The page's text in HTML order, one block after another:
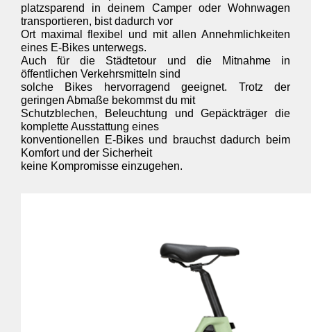
platzsparend in deinem Camper oder Wohnwagen
transportieren, bist dadurch vor
Ort maximal flexibel und mit allen Annehmlichkeiten
eines E-Bikes unterwegs.
Auch für die Städtetour und die Mitnahme in
öffentlichen Verkehrsmitteln sind
solche Bikes hervorragend geeignet. Trotz der
geringen Abmaße bekommst du mit
Schutzblechen, Beleuchtung und Gepäckträger die
komplette Ausstattung eines
konventionellen E-Bikes und brauchst dadurch beim
Komfort und der Sicherheit
keine Kompromisse einzugehen.